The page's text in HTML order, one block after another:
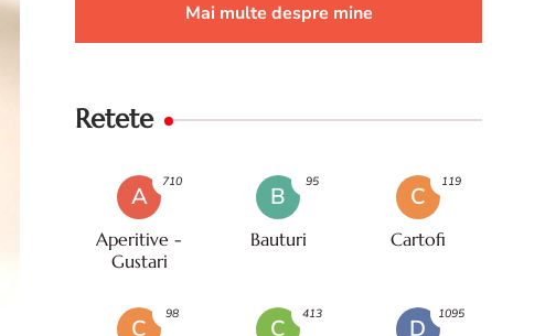
Mai multe despre mine
Retete
A
Aperitive -
Gustari
710
B
Bauturi
95
C
Cartofi
119
C
98
C
413
D
1095